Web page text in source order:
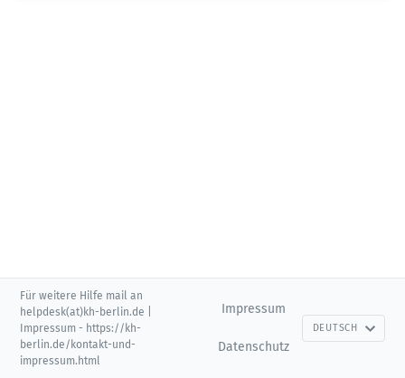
Für weitere Hilfe mail an
helpdesk(at)kh-berlin.de |
Impressum - https://kh-
berlin.de/kontakt-und-
impressum.html
Impressum
Datenschutz
DEUTSCH